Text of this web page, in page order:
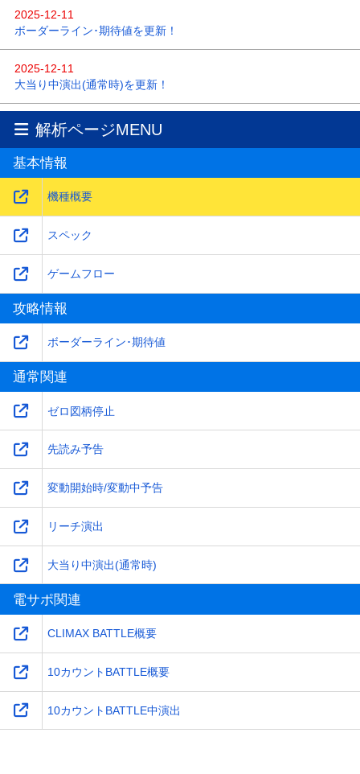
2025-12-11
ボーダーライン･期待値を更新！
2025-12-11
大当り中演出(通常時)を更新！
2025-12-10
スペックを更新！
2020-12-02
機種概要を更新！
解析ページMENU
基本情報
機種概要
スペック
ゲームフロー
攻略情報
ボーダーライン･期待値
通常関連
ゼロ図柄停止
先読み予告
変動開始時/変動中予告
リーチ演出
大当り中演出(通常時)
電サポ関連
CLIMAX BATTLE概要
10カウントBATTLE概要
10カウントBATTLE中演出